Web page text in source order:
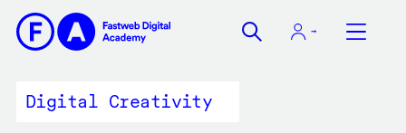
contenuto
Digital Creativity